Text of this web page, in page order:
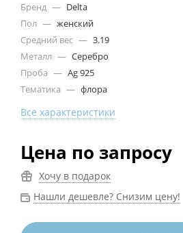
Бренд — Delta
Пол — женский
Средний вес — 3.19
Металл — Серебро
Проба — Ag 925
Тематика — флора
Все характеристики
Цена по запросу
Хочу в подарок
Нашли дешевле? Снизим цену!